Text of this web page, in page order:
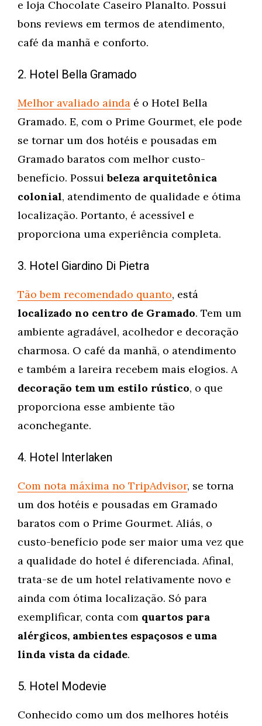
e loja Chocolate Caseiro Planalto. Possui
bons reviews em termos de atendimento,
café da manhã e conforto.
2. Hotel Bella Gramado
Melhor avaliado ainda é o Hotel Bella
Gramado. E, com o Prime Gourmet, ele pode
se tornar um dos hotéis e pousadas em
Gramado baratos com melhor custo-
benefício. Possuibeleza arquitetônica
colonial, atendimento de qualidade e ótima
localização. Portanto, é acessível e
proporciona uma experiência completa.
3. Hotel Giardino Di Pietra
Tão bem recomendado quanto, está
localizado no centro de Gramado. Tem um
ambiente agradável, acolhedor e decoração
charmosa. O café da manhã, o atendimento
e também a lareira recebem mais elogios. A
decoração tem um estilo rústico, o que
proporciona esse ambiente tão
aconchegante.
4. Hotel Interlaken
Com nota máxima no TripAdvisor, se torna
um dos hotéis e pousadas em Gramado
baratos com o Prime Gourmet. Aliás, o
custo-benefício pode ser maior uma vez que
a qualidade do hotel é diferenciada. Afinal,
trata-se de um hotel relativamente novo e
ainda com ótima localização. Só para
exemplificar, conta com quartos para
alérgicos, ambientes espaçosos e uma
linda vista da cidade.
5. Hotel Modevie
Conhecido como um dos melhores hotéis